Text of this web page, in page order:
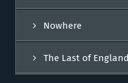
Nowhere
The Last of England